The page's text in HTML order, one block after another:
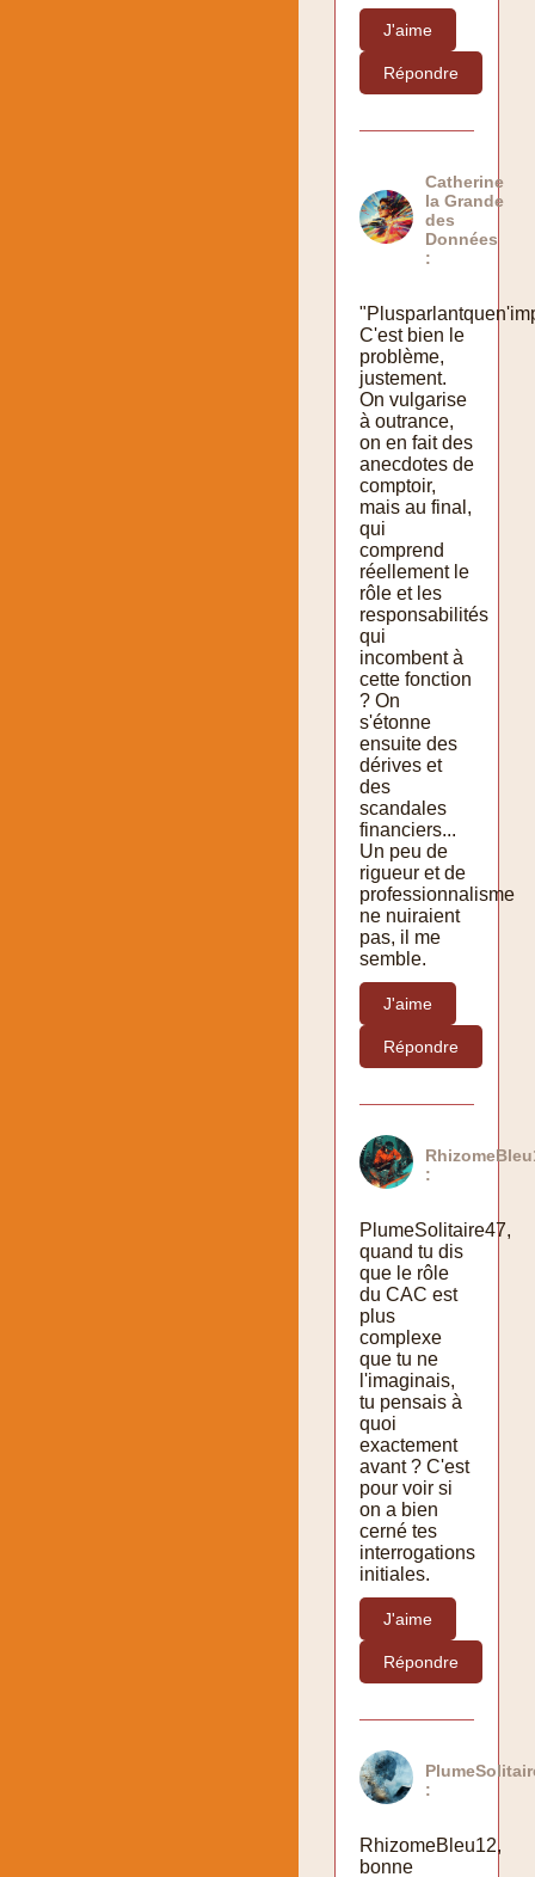
J'aime
Répondre
Catherine
la Grande
des
Données
:
C'est bien le
problème,
justement.
On vulgarise
à outrance,
on en fait des
anecdotes de
comptoir,
mais au final,
qui
comprend
réellement le
rôle et les
responsabilités
qui
incombent à
cette fonction
? On
s'étonne
ensuite des
dérives et
des
scandales
financiers...
Un peu de
rigueur et de
professionnalisme
ne nuiraient
pas, il me
semble.
J'aime
Répondre
:
PlumeSolitaire47,
quand tu dis
que le rôle
du CAC est
plus
complexe
que tu ne
l'imaginais,
tu pensais à
quoi
exactement
avant ? C'est
pour voir si
on a bien
cerné tes
interrogations
initiales.
J'aime
Répondre
:
RhizomeBleu12,
bonne